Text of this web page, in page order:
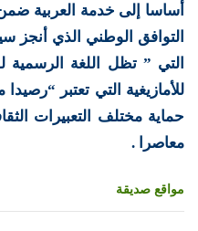
أساسا إلى خدمة العربية
التوافق الوطني الذي أنجز
التي ” تظل اللغة الرسمية
للأمازيغية التي تعتبر
حماية مختلف التعبيرات
معاصرا .
مواقع صديقة